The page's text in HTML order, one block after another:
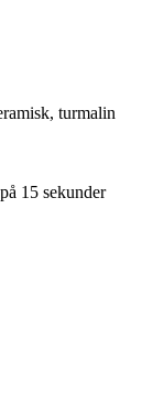
turmalin
15 sekunder